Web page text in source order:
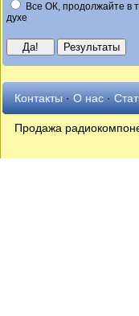
Все ОК, продолжайте в
духе
Контакты·О нас·
Продажа